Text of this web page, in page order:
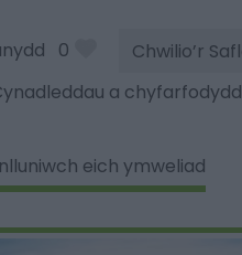
0
Chwilio’r
Safle
a chyfarfodydd
eich ymweliad